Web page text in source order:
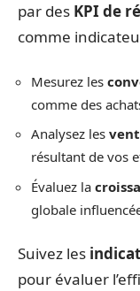
par des KPI de
comme
Mesurez les
comme des
Analysez les
résultant de vos
Évaluez la
globale
Suivez les
pour évaluer